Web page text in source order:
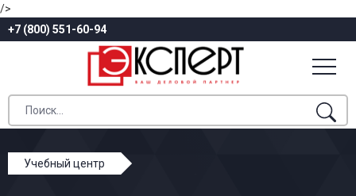
/>
+7 (800) 551-60-94
Учебный центр